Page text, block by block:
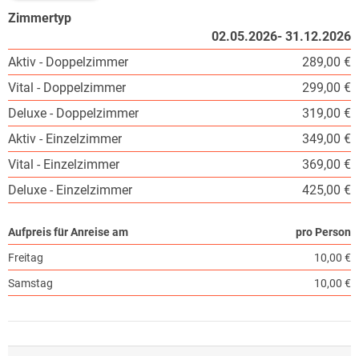
Zimmertyp
Aktiv - Doppelzimmer
Vital - Doppelzimmer
Deluxe - Doppelzimmer
Aktiv - Einzelzimmer
Vital - Einzelzimmer
Deluxe - Einzelzimmer
02.05.2026- 31.12.2026
289,00 €
299,00 €
319,00 €
349,00 €
369,00 €
425,00 €
Aufpreis für Anreise am
pro Person
Freitag
10,00 €
Samstag
10,00 €